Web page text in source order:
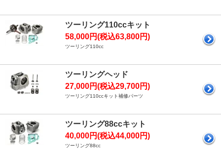
ツーリング110ccキット
58,000円(税込63,800円)
ツーリング110cc
ツーリングヘッド
27,000円(税込29,700円)
ツーリング110ccキット補修パーツ
ツーリング88ccキット
40,000円(税込44,000円)
ツーリング88cc